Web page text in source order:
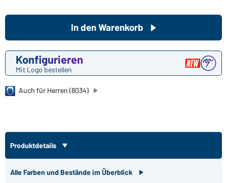
Konfigurieren
Mit Logo bestellen
In den Warenkorb
Auch für Herren (8034)
Produktdetails
Alle Farben und Bestände im Überblick